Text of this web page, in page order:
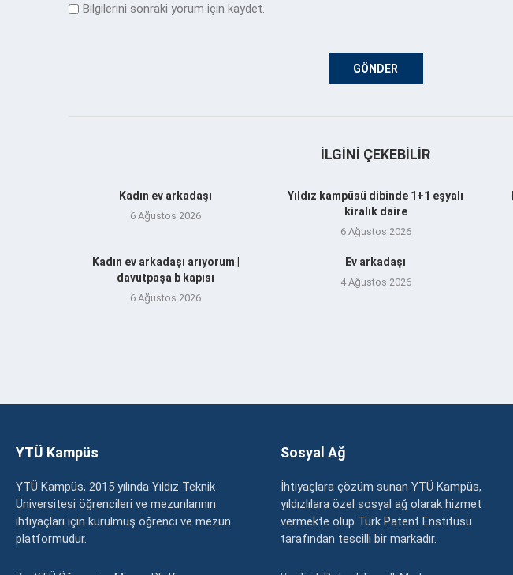
Bilgilerini sonraki yorum için kaydet.
İLGINI ÇEKEBILIR
Kadın ev arkadaşı
6 Ağustos 2026
Yıldız kampüsü dibinde 1+1 eşyalı
kiralık daire
6 Ağustos 2026
Kadın ev arkadaşı arıyorum |
davutpaşa b kapısı
6 Ağustos 2026
Ev arkadaşı
4 Ağustos 2026
YTÜ Kampüs
YTÜ Kampüs, 2015 yılında Yıldız Teknik
Üniversitesi öğrencileri ve mezunlarının
ihtiyaçları için kurulmuş öğrenci ve mezun
platformudur.
Sosyal Ağ
İhtiyaçlara çözüm sunan YTÜ Kampüs,
yıldızlılara özel sosyal ağ olarak hizmet
vermekte olup Türk Patent Enstitüsü
tarafından tescilli bir markadır.